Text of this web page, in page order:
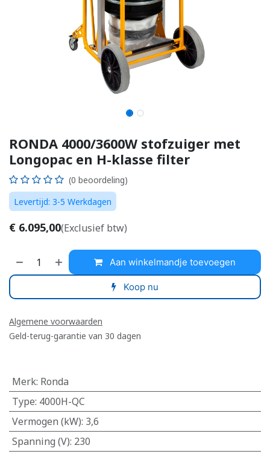
RONDA 4000/3600W stofzuiger met
Longopac en H-klasse filter
(0 beoordeling)
Levertijd: 3-5 Werkdagen
€ 6.095,00(Exclusief btw)
Aan winkelmandje toevoegen
Koop nu
Algemene voorwaarden
Geld-terug-garantie van 30 dagen
Merk: Ronda
Type: 4000H-QC
Vermogen (kW): 3,6
Spanning (V): 230